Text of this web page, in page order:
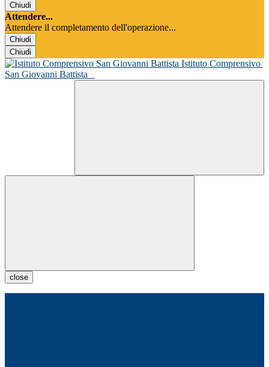
Chiudi
Attendere...
Attendere il completamento dell'operazione...
Chiudi
Chiudi
Istituto Comprensivo
San Giovanni Battista
close